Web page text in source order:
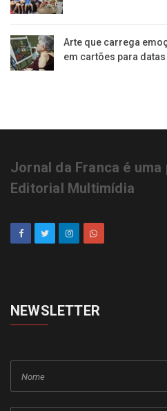
Arte que carrega
em cartões para
Jornal da Franca é
Editorial Multimídia
NEWSLETTER